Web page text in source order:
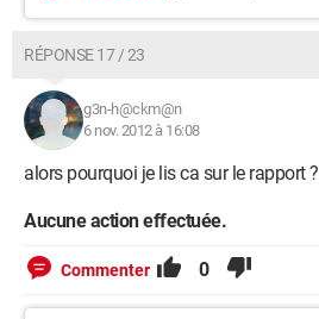
RÉPONSE 17 / 23
g3n-h@ckm@n
6 nov. 2012 à 16:08
alors pourquoi je lis ca sur le rapport ?
Aucune action effectuée.
Commenter 0